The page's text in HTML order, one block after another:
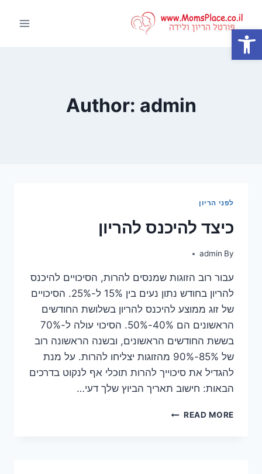
פתח סרגל נגישות
content
Author: admin
לפני הריון
כיצד להיכנס להריון
By
admin
עבור רוב הזוגות שמנסים להרות, הסיכויים להיכנס
להריון בחודש נתון נעים בין 15% ל-25%. הסיכויים
של זוג ממוצע להיכנס להריון בשלושת החודשים
הראשונים הם 40%-50%. הסיכוי עולה ל-70%
בששת החודשים הראשונים, ובשנה הראשונה רוב
של 85%-90% מהזוגות יצליחו להרות. על מנת
להגדיל את סיכוייך להרות תוכלי אף לנקוט בדרכים
הבאות: חישוב תאריך הביוץ שלך דעי…
READ MOREכיצד